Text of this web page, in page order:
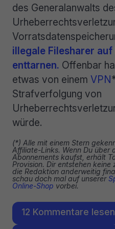
des Generalanwalts
illegale Filesharer auf
enttarnen. Offenbar
etwas von einem VPN
Strafverfolgung von
würde.
(*) Alle mit einem Stern
Affiliate-Links. Wenn Du über
Abonnements kaufst, erhält
Provision. Dir entstehen keine
die Redaktion anderweitig
schau doch mal auf unserer
Online-Shop vorbei.
12 Kommentare lesen